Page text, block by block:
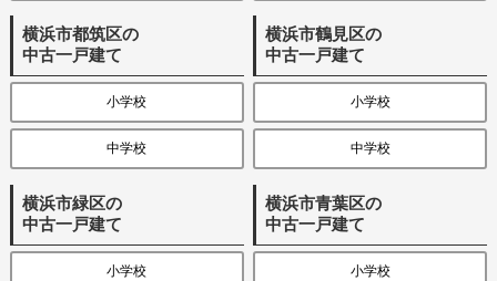
横浜市都筑区の
中古一戸建て
小学校
中学校
横浜市鶴見区の
中古一戸建て
小学校
中学校
横浜市緑区の
中古一戸建て
小学校
横浜市青葉区の
中古一戸建て
小学校